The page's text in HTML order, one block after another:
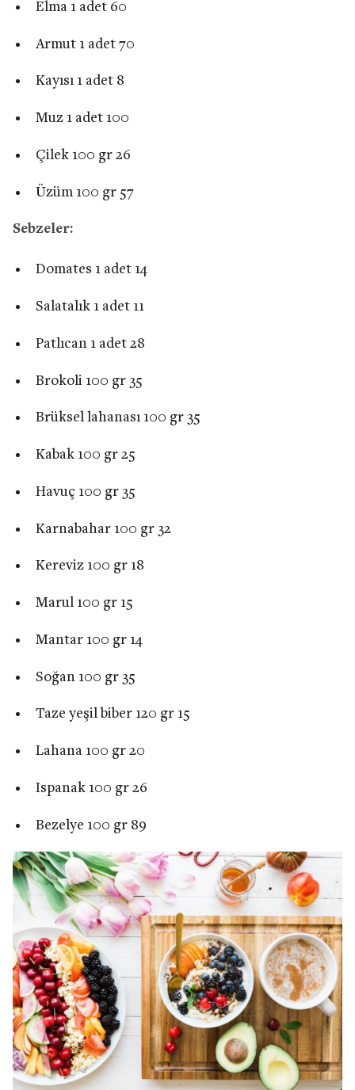
Elma 1 adet 60
Armut 1 adet 70
Kayısı 1 adet 8
Muz 1 adet 100
Çilek 100 gr 26
Üzüm 100 gr 57
Sebzeler:
Domates 1 adet 14
Salatalık 1 adet 11
Patlıcan 1 adet 28
Brokoli 100 gr 35
Brüksel lahanası 100 gr 35
Kabak 100 gr 25
Havuç 100 gr 35
Karnabahar 100 gr 32
Kereviz 100 gr 18
Marul 100 gr 15
Mantar 100 gr 14
Soğan 100 gr 35
Taze yeşil biber 120 gr 15
Lahana 100 gr 20
Ispanak 100 gr 26
Bezelye 100 gr 89